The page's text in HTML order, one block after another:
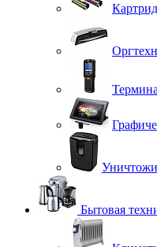
Бытовая